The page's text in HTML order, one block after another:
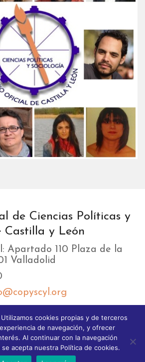
de Ciencias Políticas y
Castilla y León
Apartado 110 Plaza de la
Valladolid
cookies propias y de terceros
de navegación, y ofrecer
Al continuar con la navegación
acepta nuestra Política de cookies.